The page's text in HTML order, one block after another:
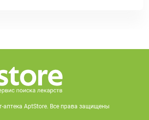
аптека AptStore. Все права защищены